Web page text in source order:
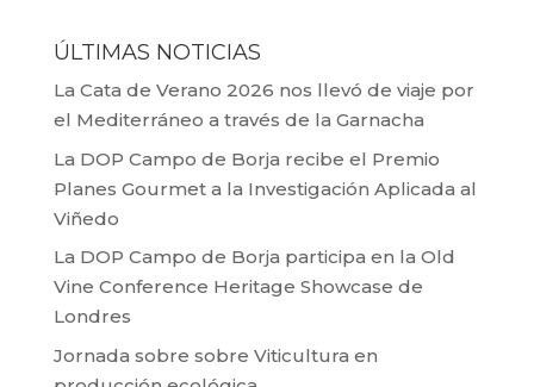
ÚLTIMAS NOTICIAS
La Cata de Verano 2026 nos llevó de viaje por
el Mediterráneo a través de la Garnacha
La DOP Campo de Borja recibe el Premio
Planes Gourmet a la Investigación Aplicada al
Viñedo
La DOP Campo de Borja participa en la Old
Vine Conference Heritage Showcase de
Londres
Jornada sobre sobre Viticultura en